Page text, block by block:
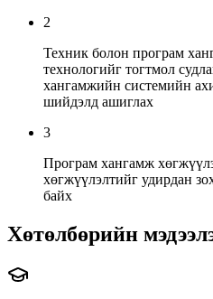
2
Техник болон програм
технологийг тогтмол
хангамжийн системийн
шийдэлд ашиглах
3
Програм хангамж
хөгжүүлэлтийг удирдан
байх
Хөтөлбөрийн